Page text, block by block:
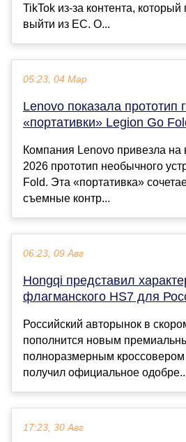
TikTok из-за контента,
выйти из ЕС. О...
05:23, 04 Мар
Lenovo показала прототип
«портативки» Legion Go
Компания Lenovo привезла на
2026 прототип необычного
Fold. Эта «портативка»
съемные контр...
06:23, 09 Авг
Hongqi представил
флагманского HS7 для
Российский авторынок в
пополнится новым
полноразмерным
получил официальное
17:23, 30 Авг